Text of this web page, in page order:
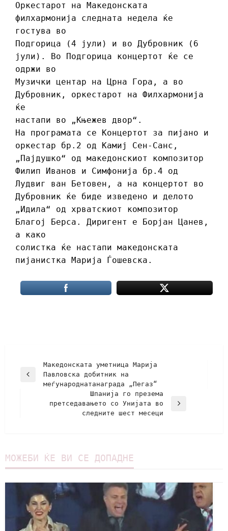
Оркестарот на Македонската
филхармонија следната недела ќе
гостува во
Подгорица (4 јули) и во Дубровник (6
јули). Во Подгорица концертот ќе се
одржи во
Музички центар на Црна Гора, а во
Дубровник, оркестарот на Филхармонија
ќе
настапи во „Књежев двор“.
На програмата се Концертот за пијано и
оркестар бр.2 од Kамиј Сен-Санс,
„Пајдушко“ од македонскиот композитор
Филип Иванов и Симфонија бр.4 од
Лудвиг ван Бетовен, а на концертот во
Дубровник ќе биде изведено и делото
„Идила“ од хрватскиот композитор
Благој Берса. Диригент е Борјан Цанев,
а како
солистка ќе настапи македонската
пијанистка Марија Ѓошевска.
Македонската уметница Марија
Павловска добитник на
меѓународнатанаграда „Пегаз“
Шпанија го презема
претседавањето со Унијата во
следните шест месеци
МОЖЕБИ ЌЕ ВИ СЕ ДОПАДНЕ